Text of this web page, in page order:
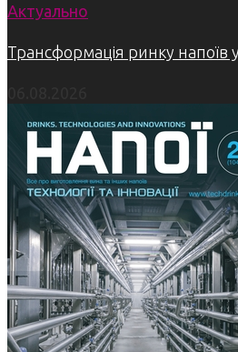
Актуально
Трансформація ринку напоїв